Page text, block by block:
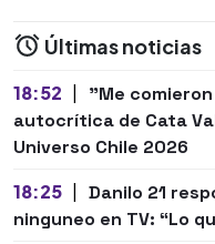
Últimas noticias
18:52 |
"Me
autocrítica de Cata
Universo Chile 2026
18:25 | Danilo 21
ninguneo en TV: “Lo